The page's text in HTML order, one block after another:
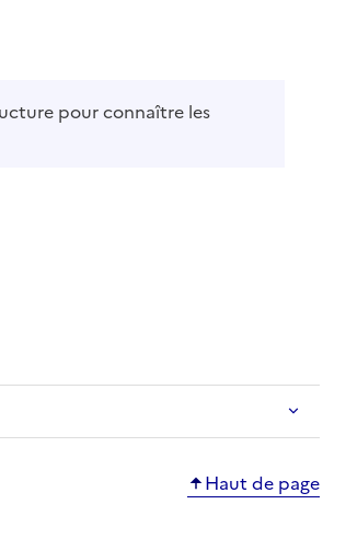
pour connaître les
Haut de page